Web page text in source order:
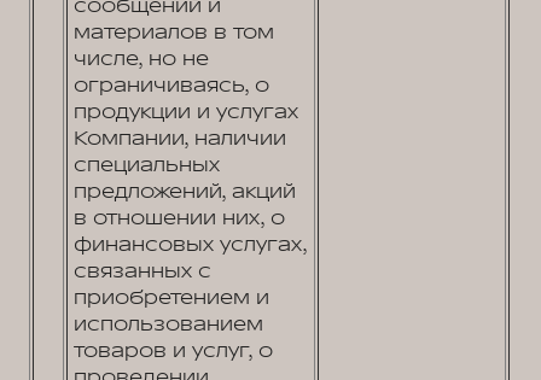
сообщений и
материалов в том
числе, но не
ограничиваясь, о
продукции и услугах
Компании, наличии
специальных
предложений, акций
в отношении них, о
финансовых услугах,
связанных с
приобретением и
использованием
товаров и услуг, о